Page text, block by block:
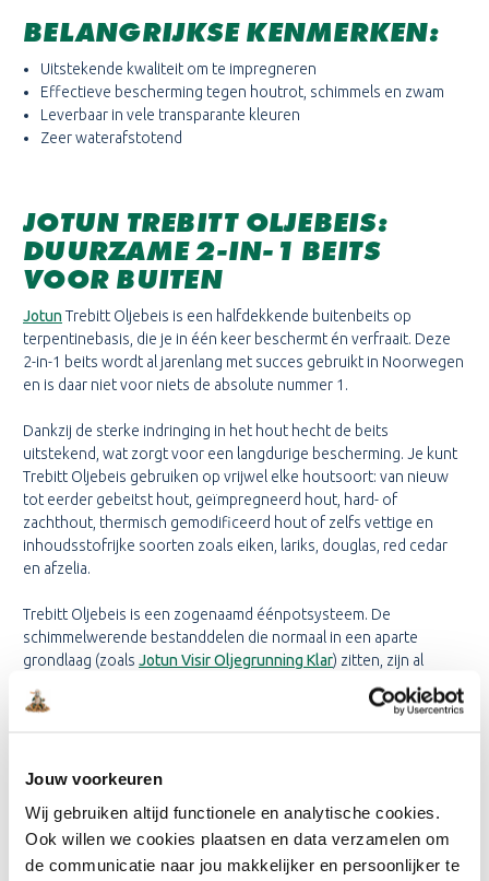
Jouw voorkeuren
Wij gebruiken altijd functionele en analytische cookies.
Ook willen we cookies plaatsen en data verzamelen om
de communicatie naar jou makkelijker en persoonlijker te
BELANGRIJKSE KENMERKEN:
Uitstekende kwaliteit om te impregneren
Effectieve bescherming tegen houtrot, schimmels en zwam
Leverbaar in vele transparante kleuren
Zeer waterafstotend
JOTUN TREBITT OLJEBEIS:
DUURZAME 2-IN-1 BEITS
VOOR BUITEN
Jotun Trebitt Oljebeis is een halfdekkende buitenbeits op
terpentinebasis, die je in één keer beschermt én verfraait. Deze
2-in-1 beits wordt al jarenlang met succes gebruikt in Noorwegen
en is daar niet voor niets de absolute nummer 1.
Dankzij de sterke indringing in het hout hecht de beits
uitstekend, wat zorgt voor een langdurige bescherming. Je kunt
Trebitt Oljebeis gebruiken op vrijwel elke houtsoort: van nieuw
tot eerder gebeitst hout, geïmpregneerd hout, hard- of
zachthout, thermisch gemodificeerd hout of zelfs vettige en
inhoudsstofrijke soorten zoals eiken, lariks, douglas, red cedar
en afzelia.
Trebitt Oljebeis is een zogenaamd éénpotsysteem. De
schimmelwerende bestanddelen die normaal in een aparte
grondlaag (zoals Jotun Visir Oljegrunning Klar) zitten, zijn al
verwerkt in deze beits. Je hebt dus geen extra primer of
grondverf nodig – dat scheelt tijd én werk.
dan eerst een kleurloze laag Trebitt Oljebeis als primer, en werk
resultaat.